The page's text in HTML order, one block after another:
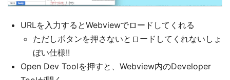
URLを入力するとWebviewでロードしてくれる
ただしボタンを押さないとロードしてくれないしょ
ぼい仕様!!
Open Dev Toolを押すと、Webview内のDeveloper